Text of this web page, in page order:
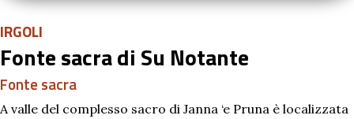
IRGOLI
Fonte sacra di Su Notante
Fonte sacra
A valle del complesso sacro di Janna ‘e Pruna è localizzata